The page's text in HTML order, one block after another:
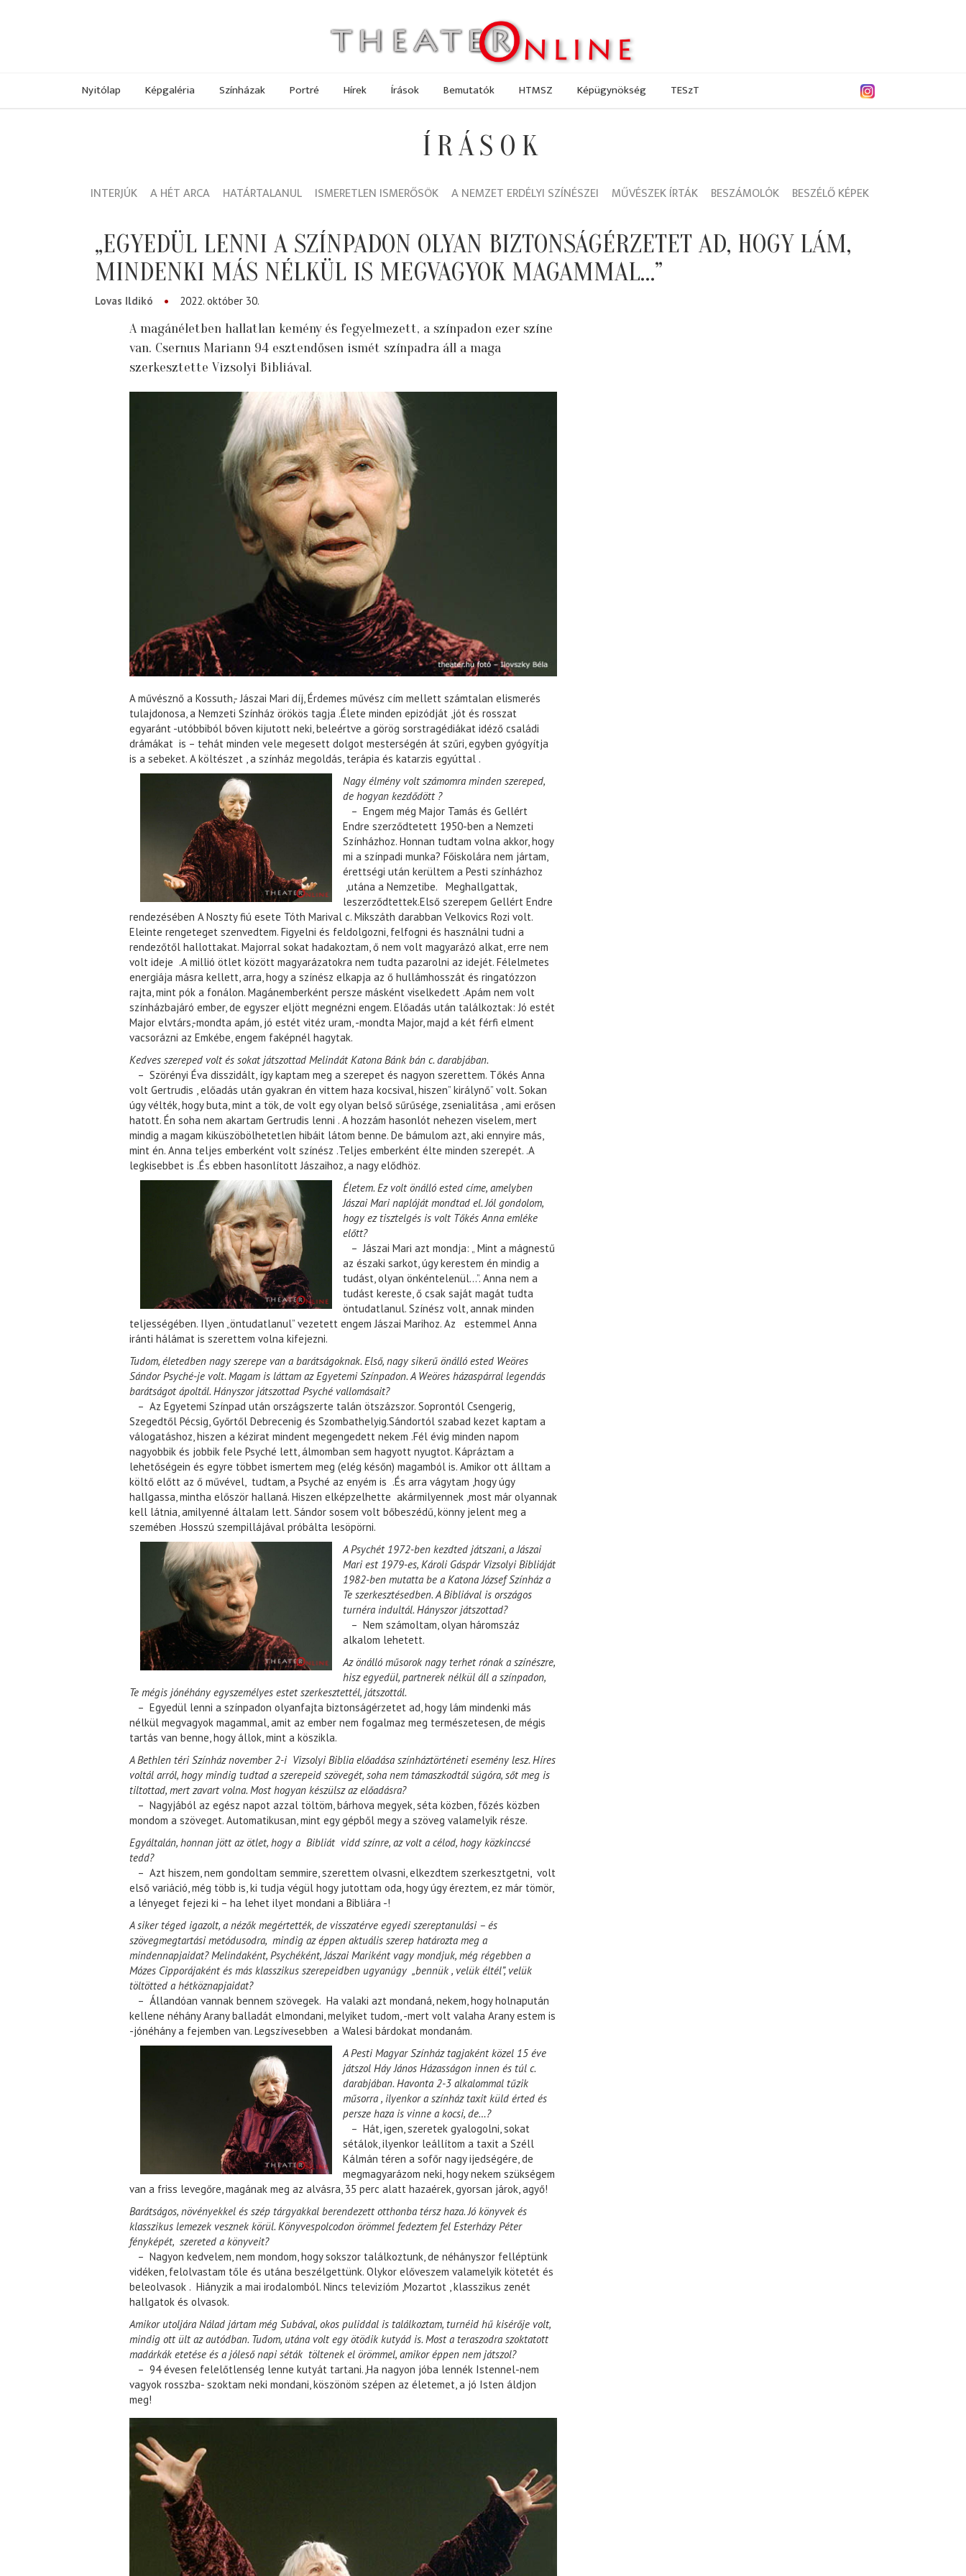
Nyitólap Képgaléria Színházak Portré Hírek Írások Bemutatók HTMSZ Képügynökség TESzT
ÍRÁSOK
INTERJÚK A HÉT ARCA HATÁRTALANUL ISMERETLEN ISMERŐSÖK A NEMZET ERDÉLYI SZÍNÉSZEI MŰVÉSZEK ÍRTÁK BESZÁMOLÓK BESZÉLŐ KÉPEK
„EGYEDÜL LENNI A SZÍNPADON OLYAN BIZTONSÁGÉRZETET AD, HOGY LÁM,
MINDENKI MÁS NÉLKÜL IS MEGVAGYOK MAGAMMAL…”
Lovas Ildikó 2022. október 30.
A magánéletben hallatlan kemény és fegyelmezett, a színpadon ezer színe
van. Csernus Mariann 94 esztendősen ismét színpadra áll a maga
szerkesztette Vizsolyi Bibliával.
A művésznő a Kossuth,- Jászai Mari díj, Érdemes művész cím mellett számtalan elismerés
tulajdonosa, a Nemzeti Színház örökös tagja .Élete minden epizódját ,jót és rosszat
egyaránt -utóbbiból bőven kijutott neki, beleértve a görög sorstragédiákat idéző családi
drámákat is – tehát minden vele megesett dolgot mesterségén át szűri, egyben gyógyítja
is a sebeket. A költészet , a színház megoldás, terápia és katarzis egyúttal .
Nagy élmény volt számomra minden szereped,
de hogyan kezdődött ?
– Engem még Major Tamás és Gellért
Endre szerződtetett 1950-ben a Nemzeti
Színházhoz. Honnan tudtam volna akkor, hogy
mi a színpadi munka? Főiskolára nem jártam,
érettségi után kerültem a Pesti színházhoz
,utána a Nemzetibe. Meghallgattak,
leszerződtettek.Első szerepem Gellért Endre
rendezésében A Noszty fiú esete Tóth Marival c. Mikszáth darabban Velkovics Rozi volt.
Eleinte rengeteget szenvedtem. Figyelni és feldolgozni, felfogni és használni tudni a
rendezőtől hallottakat. Majorral sokat hadakoztam, ő nem volt magyarázó alkat, erre nem
volt ideje .A millió ötlet között magyarázatokra nem tudta pazarolni az idejét. Félelmetes
energiája másra kellett, arra, hogy a színész elkapja az ő hullámhosszát és ringatózzon
rajta, mint pók a fonálon. Magánemberként persze másként viselkedett .Apám nem volt
színházbajáró ember, de egyszer eljött megnézni engem. Előadás után találkoztak: Jó estét
Major elvtárs,-mondta apám, jó estét vitéz uram, -mondta Major, majd a két férfi elment
vacsorázni az Emkébe, engem faképnél hagytak.
Kedves szereped volt és sokat játszottad Melindát Katona Bánk bán c. darabjában.
– Szörényi Éva disszidált, így kaptam meg a szerepet és nagyon szerettem. Tőkés Anna
volt Gertrudis , előadás után gyakran én vittem haza kocsival, hiszen” királynő” volt. Sokan
úgy vélték, hogy buta, mint a tök, de volt egy olyan belső sűrűsége, zsenialitása , ami erősen
hatott. Én soha nem akartam Gertrudis lenni . A hozzám hasonlót nehezen viselem, mert
mindig a magam kiküszöbölhetetlen hibáit látom benne. De bámulom azt, aki ennyire más,
mint én. Anna teljes emberként volt színész .Teljes emberként élte minden szerepét. .A
legkisebbet is .És ebben hasonlított Jászaihoz, a nagy elődhöz.
Életem. Ez volt önálló ested címe, amelyben
Jászai Mari naplóját mondtad el. Jól gondolom,
hogy ez tisztelgés is volt Tőkés Anna emléke
előtt?
– Jászai Mari azt mondja: „ Mint a mágnestű
az északi sarkot, úgy kerestem én mindig a
tudást, olyan önkéntelenül…”. Anna nem a
tudást kereste, ő csak saját magát tudta
öntudatlanul. Színész volt, annak minden
teljességében. Ilyen „öntudatlanul” vezetett engem Jászai Marihoz. Az estemmel Anna
iránti hálámat is szerettem volna kifejezni.
Tudom, életedben nagy szerepe van a barátságoknak. Első, nagy sikerű önálló ested Weöres
Sándor Psyché-je volt. Magam is láttam az Egyetemi Színpadon. A Weöres házaspárral legendás
barátságot ápoltál. Hányszor játszottad Psyché vallomásait?
– Az Egyetemi Színpad után országszerte talán ötszázszor. Soprontól Csengerig,
Szegedtől Pécsig, Győrtől Debrecenig és Szombathelyig.Sándortól szabad kezet kaptam a
válogatáshoz, hiszen a kézirat mindent megengedett nekem .Fél évig minden napom
nagyobbik és jobbik fele Psyché lett, álmomban sem hagyott nyugtot. Kápráztam a
lehetőségein és egyre többet ismertem meg (elég későn) magamból is. Amikor ott álltam a
költő előtt az ő művével, tudtam, a Psyché az enyém is .És arra vágytam ,hogy úgy
hallgassa, mintha először hallaná. Hiszen elképzelhette akármilyennek ,most már olyannak
kell látnia, amilyenné általam lett. Sándor sosem volt bőbeszédű, könny jelent meg a
szemében .Hosszú szempillájával próbálta lesöpörni.
A Psychét 1972-ben kezdted játszani, a Jászai
Mari est 1979-es, Károli Gáspár Vizsolyi Bibliáját
1982-ben mutatta be a Katona József Színház a
Te szerkesztésedben. A Bibliával is országos
turnéra indultál. Hányszor játszottad?
– Nem számoltam, olyan háromszáz
alkalom lehetett.
Az önálló műsorok nagy terhet rónak a színészre,
hisz egyedül, partnerek nélkül áll a színpadon,
Te mégis jónéhány egyszemélyes estet szerkesztettél, játszottál.
– Egyedül lenni a színpadon olyanfajta biztonságérzetet ad, hogy lám mindenki más
nélkül megvagyok magammal, amit az ember nem fogalmaz meg természetesen, de mégis
tartás van benne, hogy állok, mint a köszikla.
A Bethlen téri Színház november 2-i Vizsolyi Biblia előadása színháztörténeti esemény lesz. Híres
voltál arról, hogy mindig tudtad a szerepeid szövegét, soha nem támaszkodtál súgóra, sőt meg is
tiltottad, mert zavart volna. Most hogyan készülsz az előadásra?
– Nagyjából az egész napot azzal töltöm, bárhova megyek, séta közben, főzés közben
mondom a szöveget. Automatikusan, mint egy gépből megy a szöveg valamelyik része.
Egyáltalán, honnan jött az ötlet, hogy a Bibliát vidd színre, az volt a célod, hogy közkinccsé
tedd?
– Azt hiszem, nem gondoltam semmire, szerettem olvasni, elkezdtem szerkesztgetni, volt
első variáció, még több is, ki tudja végül hogy jutottam oda, hogy úgy éreztem, ez már tömör,
a lényeget fejezi ki – ha lehet ilyet mondani a Bibliára -!
A siker téged igazolt, a nézők megértették, de visszatérve egyedi szereptanulási – és
szövegmegtartási metódusodra, mindig az éppen aktuális szerep határozta meg a
mindennapjaidat? Melindaként, Psychéként, Jászai Mariként vagy mondjuk, még régebben a
Mózes Cipporájaként és más klasszikus szerepeidben ugyanúgy „bennük , velük éltél”, velük
töltötted a hétköznapjaidat?
– Állandóan vannak bennem szövegek. Ha valaki azt mondaná, nekem, hogy holnapután
kellene néhány Arany balladát elmondani, melyiket tudom, -mert volt valaha Arany estem is
-jónéhány a fejemben van. Legszívesebben a Walesi bárdokat mondanám.
A Pesti Magyar Színház tagjaként közel 15 éve
játszol Háy János Házasságon innen és túl c.
darabjában. Havonta 2-3 alkalommal tűzik
műsorra , ilyenkor a színház taxit küld érted és
persze haza is vinne a kocsi, de…?
– Hát, igen, szeretek gyalogolni, sokat
sétálok, ilyenkor leállítom a taxit a Széll
Kálmán téren a sofőr nagy ijedségére, de
megmagyarázom neki, hogy nekem szükségem
van a friss levegőre, magának meg az alvásra, 35 perc alatt hazaérek, gyorsan járok, agyő!
Barátságos, növényekkel és szép tárgyakkal berendezett otthonba térsz haza. Jó könyvek és
klasszikus lemezek vesznek körül. Könyvespolcodon örömmel fedeztem fel Esterházy Péter
fényképét, szereted a könyveit?
– Nagyon kedvelem, nem mondom, hogy sokszor találkoztunk, de néhányszor felléptünk
vidéken, felolvastam tőle és utána beszélgettünk. Olykor előveszem valamelyik kötetét és
beleolvasok . Hiányzik a mai irodalomból. Nincs televizíóm ,Mozartot , klasszikus zenét
hallgatok és olvasok.
Amikor utoljára Nálad jártam még Subával, okos puliddal is találkoztam, turnéid hű kisérője volt,
mindig ott ült az autódban. Tudom, utána volt egy ötödik kutyád is. Most a teraszodra szoktatott
madárkák etetése és a jóleső napi séták töltenek el örömmel, amikor éppen nem játszol?
– 94 évesen felelőtlenség lenne kutyát tartani.,Ha nagyon jóba lennék Istennel-nem
vagyok rosszba- szoktam neki mondani, köszönöm szépen az életemet, a jó Isten áldjon
meg!